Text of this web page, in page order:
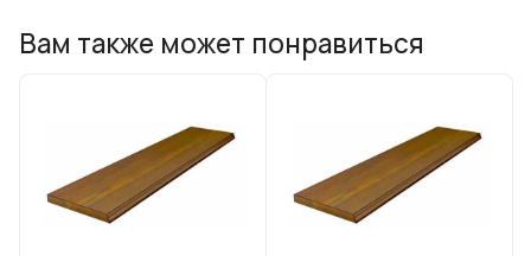
Вам также может понравиться